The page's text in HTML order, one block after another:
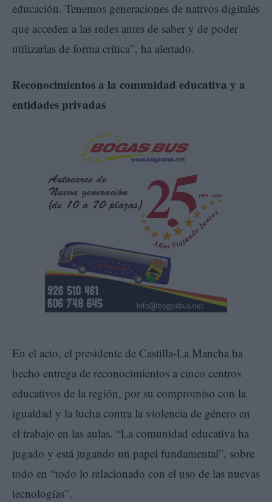
educación. Tenemos generaciones de nativos digitales
que acceden a las redes antes de saber y de poder
utilizarlas de forma crítica”, ha alertado.
Reconocimientos a la comunidad educativa y a
entidades privadas
En el acto, el presidente de Castilla-La Mancha ha
hecho entrega de reconocimientos a cinco centros
educativos de la región, por su compromiso con la
igualdad y la lucha contra la violencia de género en
el trabajo en las aulas. “La comunidad educativa ha
jugado y está jugando un papel fundamental”, sobre
todo en “todo lo relacionado con el uso de las nuevas
tecnologías”.